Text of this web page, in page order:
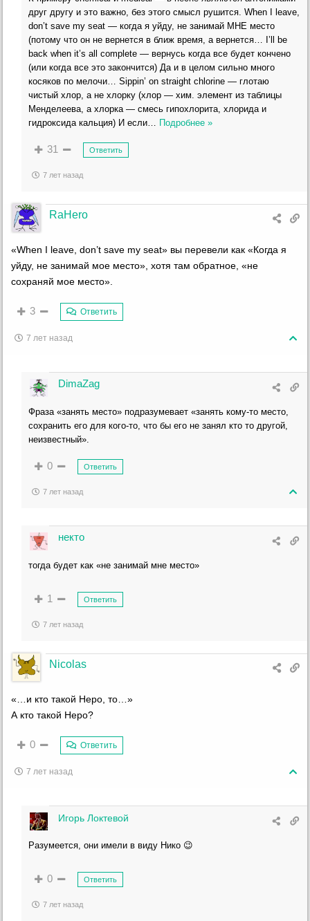
друг другу и это важно, без этого смысл рушится. When I leave,
don’t save my seat — когда я уйду, не занимай МНЕ место
(потому что он не вернется в ближ время, а вернется… I’ll be
back when it’s all complete — вернусь когда все будет кончено
(или когда все это закончится) Да и в целом сильно много
косяков по мелочи… Sippin’ on straight chlorine — глотаю
чистый хлор, а не хлорку (хлор — хим. элемент из таблицы
Менделеева, а хлорка — смесь гипохлорита, хлорида и
гидроксида кальция) И если
Подробнее »
31 Ответить
7 лет назад
RaHero
«When I leave, don’t save my seat» вы перевели как «Когда я
уйду, не занимай мое место», хотя там обратное, «не
сохраняй мое место».
3 Ответить
7 лет назад
DimaZag
Фраза «занять место» подразумевает «занять кому-то место,
сохранить его для кого-то, что бы его не занял кто то другой,
неизвестный».
0 Ответить
7 лет назад
некто
тогда будет как «не занимай мне место»
1 Ответить
7 лет назад
Nicolas
«…и кто такой Неро, то…»
А кто такой Неро?
0 Ответить
7 лет назад
Игорь Локтевой
Разумеется, они имели в виду Нико 😉
0 Ответить
7 лет назад